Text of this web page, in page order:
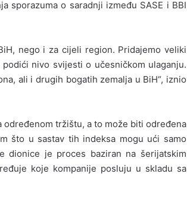
sporazuma o saradnji između SASE i BBI
nego i za cijeli region. Pridajemo veliki
nivo svijesti o učesničkom ulaganju.
ali i drugih bogatih zemalja u BiH“, iznio
tržištu, a to može biti određena
što u sastav tih indeksa mogu ući samo
dionice je proces baziran na šerijatskim
koje kompanije posluju u skladu sa